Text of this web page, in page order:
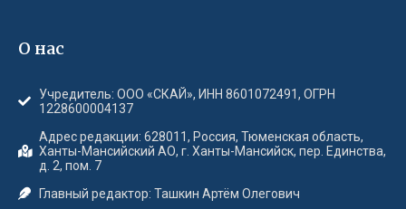
О нас
Учредитель: ООО «СКАЙ», ИНН 8601072491, ОГРН
1228600004137
Адрес редакции: 628011, Россия, Тюменская область,
Ханты-Мансийский АО, г. Ханты-Мансийск, пер. Единства,
д. 2, пом. 7
Главный редактор: Ташкин Артём Олегович